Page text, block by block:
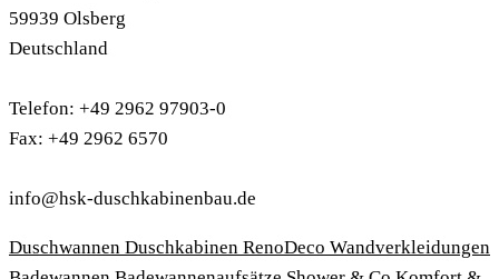
59939 Olsberg
Deutschland
Telefon: +49 2962 97903-0
Fax: +49 2962 6570
info@hsk-duschkabinenbau.de
Duschwannen Duschkabinen RenoDeco Wandverkleidungen